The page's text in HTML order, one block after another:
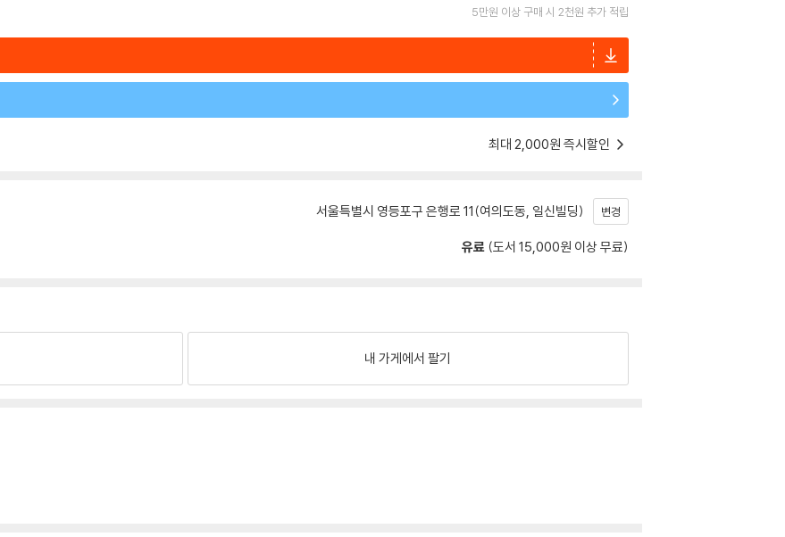
5만원 이상 구매 시 2천원 추가 적립
최대 2,000원 즉시할인
서울특별시 영등포구 은행로 11(여의도동, 일신빌딩) 변경
유료 (도서 15,000원 이상 무료)
내 가게에서 팔기